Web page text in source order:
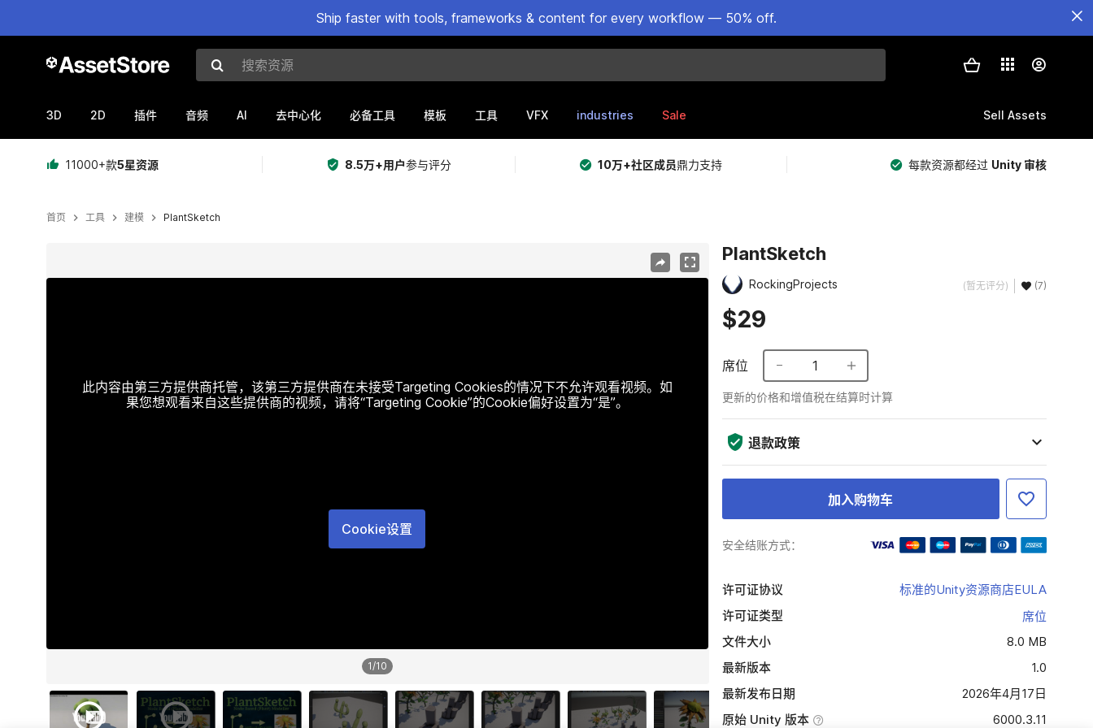
Ship faster with tools, frameworks & content for every workflow — 50% off.
搜索资源
3D 2D 插件 音频 AI 去中心化 必备工具 模板 工具 VFX industries Sale Sell Assets
11000+款5星资源 8.5万+用户参与评分 10万+社区成员鼎力支持 每款资源都经过 Unity 审核
首页 工具 建模 PlantSketch
此内容由第三方提供商托管，该第三方提供商在未接受Targeting Cookies的情况下不允许观看视频。如
果您想观看来自这些提供商的视频，请将“Targeting Cookie”的Cookie偏好设置为“是”。
Cookie设置
1/10
PlantSketch
RockingProjects (暂无评分) (7)
$29
席位 1
更新的价格和增值税在结算时计算
退款政策
加入购物车
安全结账方式：
许可证协议
标准的Unity资源商店EULA
许可证类型
席位
文件大小
8.0 MB
最新版本
1.0
最新发布日期
2026年4月17日
原始 Unity 版本
6000.3.11